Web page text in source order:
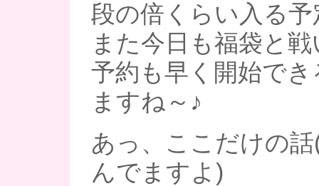
段の倍くらい入る
また今日も福袋と
予約も早く開始で
ますね～♪
あっ、ここだけの
んでますよ)